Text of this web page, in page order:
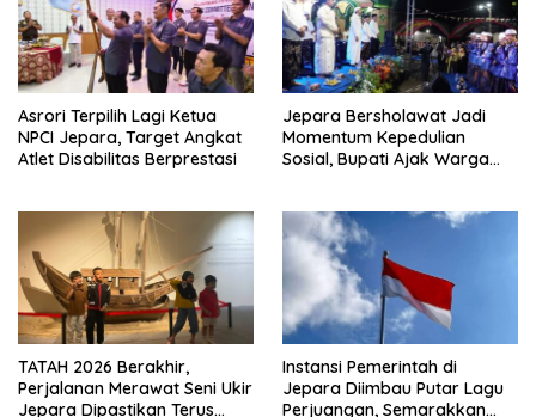
Asrori Terpilih Lagi Ketua
NPCI Jepara, Target Angkat
Atlet Disabilitas Berprestasi
Jepara Bersholawat Jadi
Momentum Kepedulian
Sosial, Bupati Ajak Warga
TATAH 2026 Berakhir,
Perjalanan Merawat Seni Ukir
Jepara Dipastikan Terus
Instansi Pemerintah di
Jepara Diimbau Putar Lagu
Perjuangan, Semarakkan